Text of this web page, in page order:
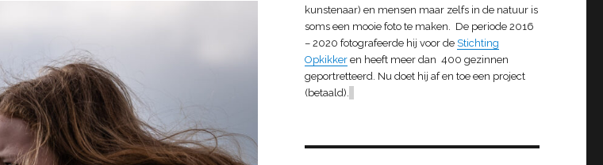
kunstenaar) en mensen maar zelfs in de natuur is
soms een mooie foto te maken. De periode 2016
– 2020 fotografeerde hij voor de Stichting
Opkikkeren heeft meer dan 400 gezinnen
geportretteerd. Nu doet hij af en toe een project
(betaald).